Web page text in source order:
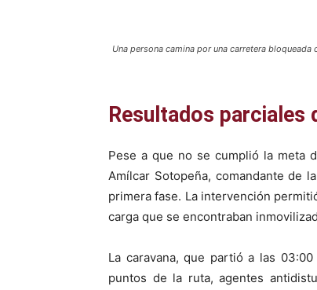
Una persona camina por una carretera
Resultados parciales
Pese a que no se cumplió la meta
Amílcar Sotopeña, comandante de
primera fase. La intervención
carga que se encontraban
La caravana, que partió a las
puntos de la ruta, agentes